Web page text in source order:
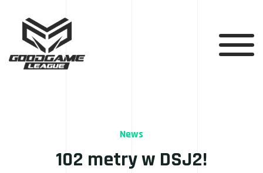
News
102 metry w DSJ2!